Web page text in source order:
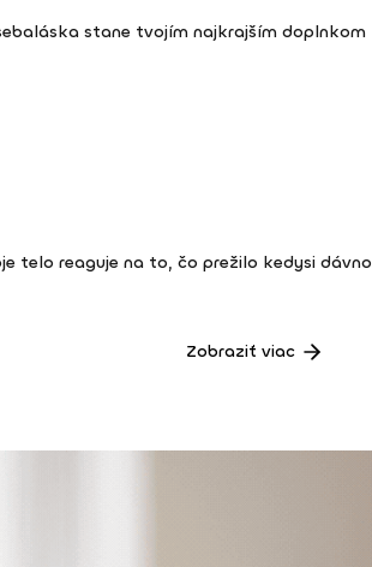
stane tvojím najkrajším doplnkom
telo reaguje na to, čo prežilo kedysi dávno
Zobraziť viac